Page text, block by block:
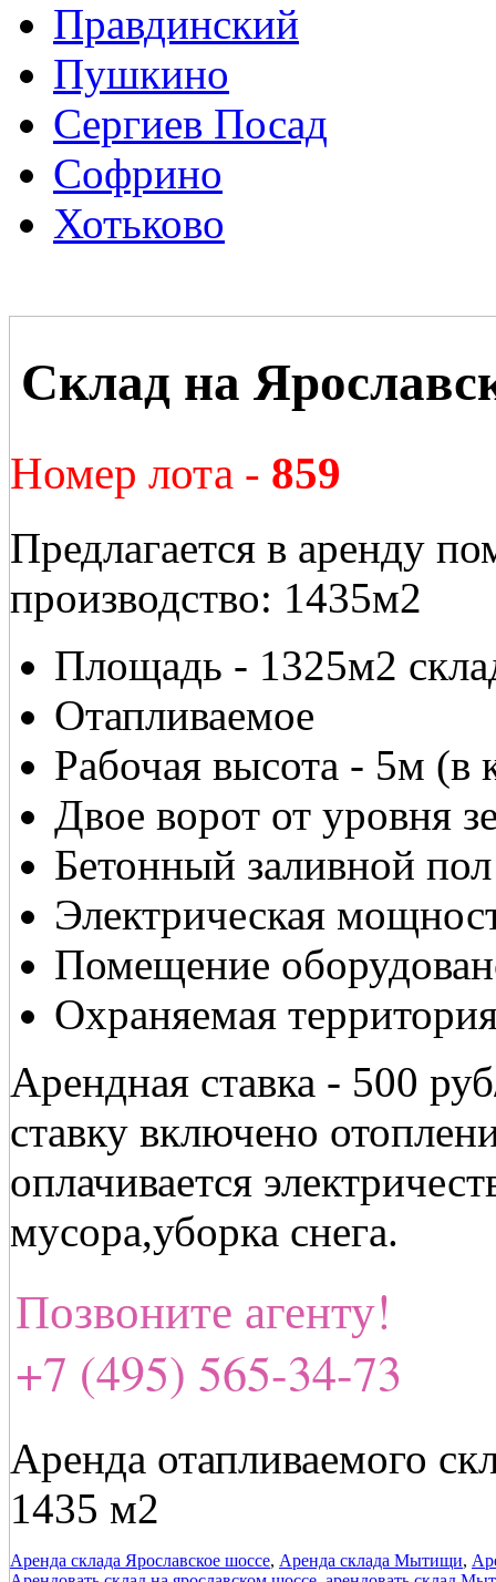
Правдинский
Пушкино
Сергиев Посад
Софрино
Хотьково
Склад на
Номер лота - 859
Предлагается в аренду
производство: 1435м2
Площадь - 1325м2
Отапливаемое
Рабочая высота - 5м (в
Двое ворот от уровня
Бетонный заливной
Электрическая
Помещение
Охраняемая
Арендная ставка - 500
ставку включено
оплачивается
мусора,уборка снега.
Позвоните агенту!
+7 (495) 565-34-73
Аренда отапливаемого
1435 м2
Аренда склада Ярославское шоссе, Аренда склада Мытищи,